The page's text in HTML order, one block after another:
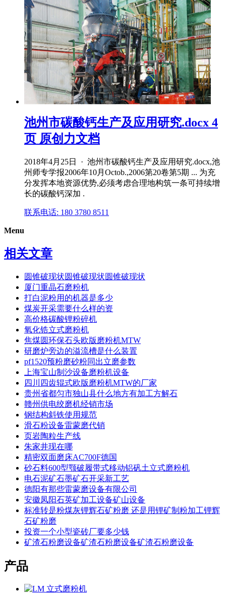
池州市碳酸钙生产及应用研究.docx 4
页 原创力文档
2018年4月25日 · 池州市碳酸钙生产及应用研究.docx,池
州师专学报2006年10月Octob.,2006第20卷第5期 ... 为充
分发挥本地资源优势,必须考虑合理地构筑一条可持续增
长的碳酸钙深加 .
联系电话: 180 3780 8511
Menu
相关文章
圆锥破现状圆锥破现状圆锥破现状
厦门重晶石磨粉机
打白泥粉用的机器是多少
煤炭开采需要什么样的资
高价格碳酸锂粉碎机
氧化锆立式磨粉机
焦煤圆环保石头欧版磨粉机MTW
研磨炉旁边的溢流槽是什么装置
pf1520预粉磨砂粉同出立磨参数
上海宝山制沙设备磨粉机设备
四川四齿辊式欧版磨粉机MTW的厂家
贵州省都匀市独山县什么地方有加工方解石
赣州供电绞磨机经销市场
钢结构斜铁使用规范
滑石粉设备雷蒙磨代销
页岩陶粒生产线
朱家井现在哪
精密双面磨床AC700F德国
砂石料600型颚破履带式移动铝矾土立式磨粉机
电石泥矿石墨矿石开采新工艺
德阳有那些雷蒙磨设备有限公司
安徽凤阳石英矿加工设备矿山设备
标准转是粉煤灰锂辉石矿粉磨 还是用锂矿制粉加工锂辉
石矿粉磨
投资一个小型瓷砖厂要多少钱
矿渣石粉磨设备矿渣石粉磨设备矿渣石粉磨设备
产品